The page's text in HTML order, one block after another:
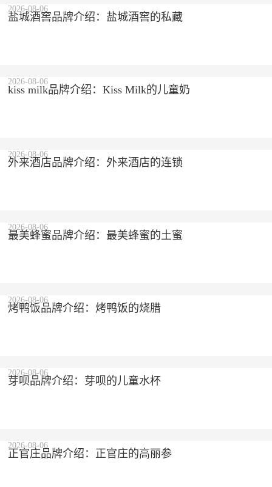
盐城酒窖品牌介绍：盐城酒窖的私藏
2026-08-06
kiss milk品牌介绍：Kiss Milk的儿童奶
2026-08-06
外来酒店品牌介绍：外来酒店的连锁
2026-08-06
最美蜂蜜品牌介绍：最美蜂蜜的土蜜
2026-08-06
烤鸭饭品牌介绍：烤鸭饭的烧腊
2026-08-06
芽呗品牌介绍：芽呗的儿童水杯
2026-08-06
正官庄品牌介绍：正官庄的高丽参
2026-08-06